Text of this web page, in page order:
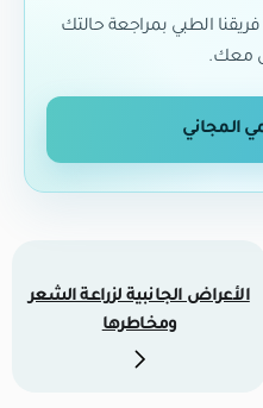
الطبي بمراجعة حالتك
معك.
المجاني
الأعراض الجانبية لزراعة الشعر
ومخاطرها